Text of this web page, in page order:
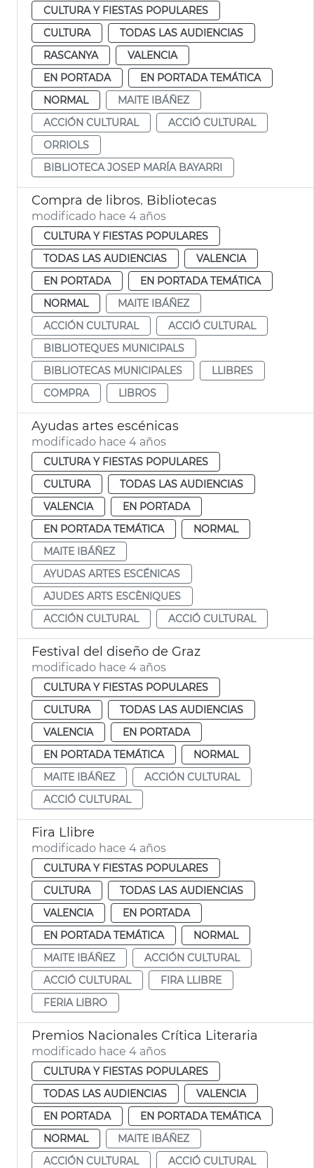
CULTURA Y FIESTAS POPULARES
CULTURA
TODAS LAS AUDIENCIAS
RASCANYA
VALENCIA
EN PORTADA
EN PORTADA TEMÁTICA
NORMAL
MAITE IBÁÑEZ
ACCIÓN CULTURAL
ACCIÓ CULTURAL
ORRIOLS
BIBLIOTECA JOSEP MARÍA BAYARRI
Compra de libros. Bibliotecas
modificado hace 4 años
CULTURA Y FIESTAS POPULARES
TODAS LAS AUDIENCIAS
VALENCIA
EN PORTADA
EN PORTADA TEMÁTICA
NORMAL
MAITE IBÁÑEZ
ACCIÓN CULTURAL
ACCIÓ CULTURAL
BIBLIOTEQUES MUNICIPALS
BIBLIOTECAS MUNICIPALES
LLIBRES
COMPRA
LIBROS
Ayudas artes escénicas
modificado hace 4 años
CULTURA Y FIESTAS POPULARES
CULTURA
TODAS LAS AUDIENCIAS
VALENCIA
EN PORTADA
EN PORTADA TEMÁTICA
NORMAL
MAITE IBÁÑEZ
AYUDAS ARTES ESCÉNICAS
AJUDES ARTS ESCÈNIQUES
ACCIÓN CULTURAL
ACCIÓ CULTURAL
Festival del diseño de Graz
modificado hace 4 años
CULTURA Y FIESTAS POPULARES
CULTURA
TODAS LAS AUDIENCIAS
VALENCIA
EN PORTADA
EN PORTADA TEMÁTICA
NORMAL
MAITE IBÁÑEZ
ACCIÓN CULTURAL
ACCIÓ CULTURAL
Fira Llibre
modificado hace 4 años
CULTURA Y FIESTAS POPULARES
CULTURA
TODAS LAS AUDIENCIAS
VALENCIA
EN PORTADA
EN PORTADA TEMÁTICA
NORMAL
MAITE IBÁÑEZ
ACCIÓN CULTURAL
ACCIÓ CULTURAL
FIRA LLIBRE
FERIA LIBRO
Premios Nacionales Crítica Literaria
modificado hace 4 años
CULTURA Y FIESTAS POPULARES
TODAS LAS AUDIENCIAS
VALENCIA
EN PORTADA
EN PORTADA TEMÁTICA
NORMAL
MAITE IBÁÑEZ
ACCIÓN CULTURAL
ACCIÓ CULTURAL